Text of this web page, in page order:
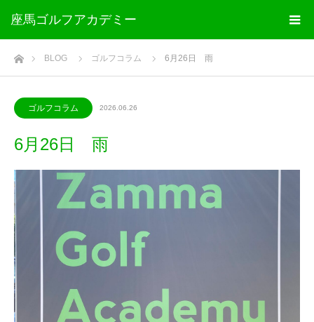
座馬ゴルフアカデミー
ホームBLOG ゴルフコラム 6月26日 雨
ゴルフコラム 2026.06.26
6月26日 雨